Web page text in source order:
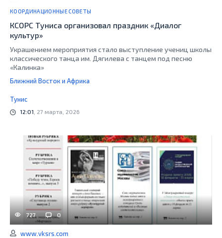
КООРДИНАЦИОННЫЕ СОВЕТЫ
КСОРС Туниса организовал праздник «Диалог
культур»
Украшением мероприятия стало выступление учениц школы
классического танца им. Дягилева с танцем под песню
«Калинка»
Ближний Восток и Африка
Тунис
12:01 , 27 марта, 2026
727 0
www.vksrs.com